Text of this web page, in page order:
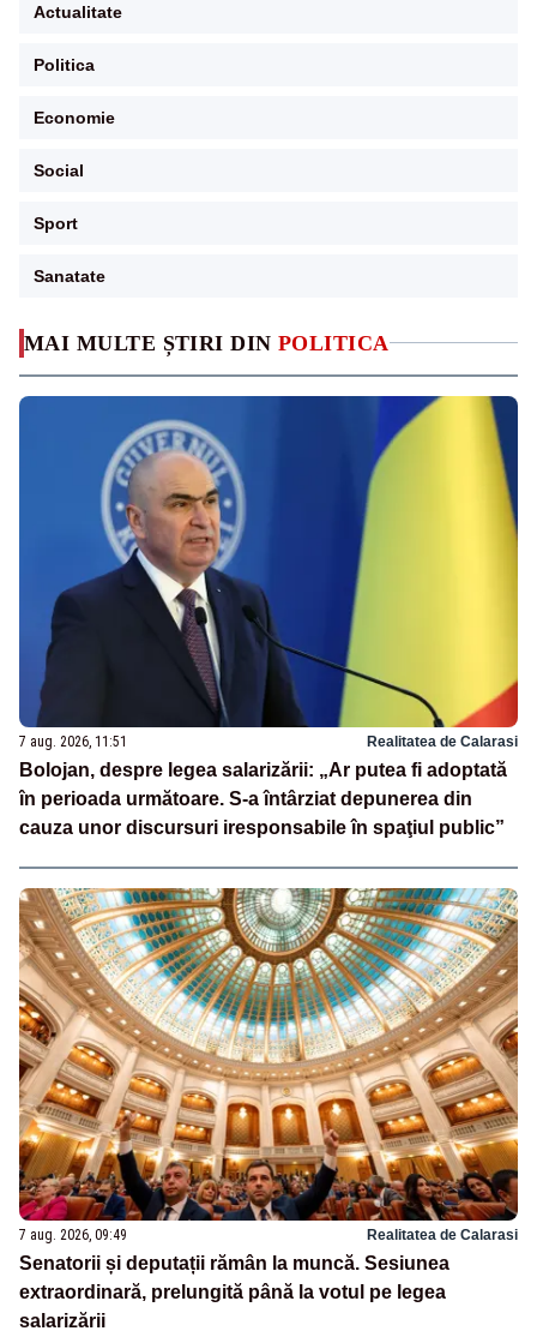
MAI MULTE ȘTIRI DIN POLITICA
7 aug. 2026, 11:51 Realitatea de Calarasi
Bolojan, despre legea salarizării: „Ar putea fi adoptată
în perioada următoare. S-a întârziat depunerea din
cauza unor discursuri iresponsabile în spaţiul public”
7 aug. 2026, 09:49 Realitatea de Calarasi
Senatorii și deputații rămân la muncă. Sesiunea
extraordinară, prelungită până la votul pe legea
salarizării
Actualitate
Politica
Economie
Social
Sport
Sanatate